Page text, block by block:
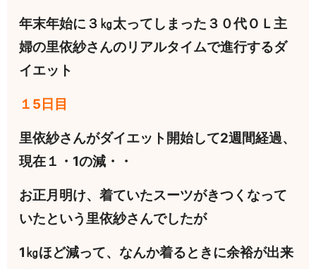
年末年始に３㎏太ってしまった３０代ＯＬ主
婦の里依紗さんのリアルタイムで進行するダ
イエット
１5日目
里依紗さんがダイエット開始して2週間経過、
現在１・1の減・・
お正月明け、着ていたスーツがきつくなって
いたという里依紗さんでしたが
1㎏ほど減って、なんか着るときに余裕が出来